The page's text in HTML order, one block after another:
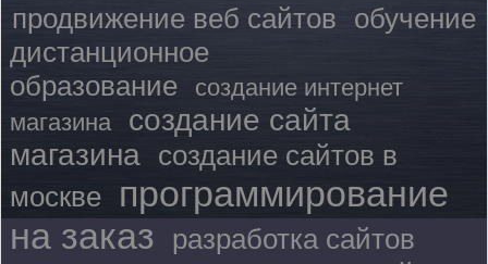
продвижение веб сайтов обучение
дистанционное
образование
создание интернет
магазина
создание сайта
магазина создание сайтов в
москве программирование
на заказ разработка сайтов